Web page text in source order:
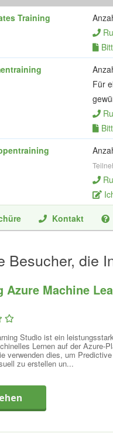
Training
Für
Kontakt
Besucher, die
Azure Machine
Studio ist ein
Lernen auf der Azure-
verwenden dies, um
zu erstellen un...